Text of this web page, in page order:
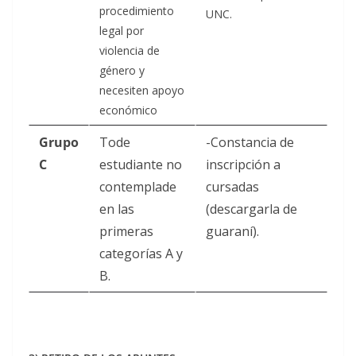
procedimiento
legal por
violencia de
género y
necesiten apoyo
económico
UNC.
Grupo
C
Tode
estudiante no
contemplade
en las
primeras
categorías A y
B.
-Constancia de
inscripción a
cursadas
(descargarla de
guaraní).